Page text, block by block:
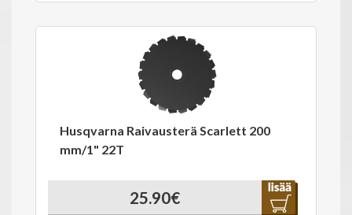
Husqvarna Raivausterä Scarlett 200
mm/1" 22T
25.90€